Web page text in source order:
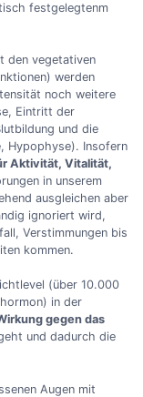
festgelegtenm
den vegetativen
werden
noch weitere
Eintritt der
und die
Hypophyse). Insofern
Aktivität, Vitalität,
in unserem
ausgleichen aber
ignoriert wird,
Verstimmungen bis
kommen.
(über 10.000
in der
gegen das
und dadurch die
Augen mit